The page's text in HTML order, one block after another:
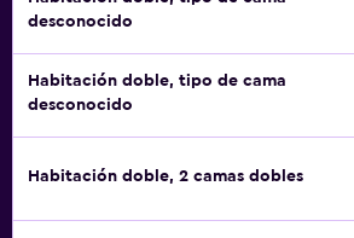
desconocido
Habitación doble, tipo de cama
desconocido
Habitación doble, 2 camas dobles